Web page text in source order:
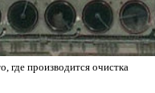
где производится очистка